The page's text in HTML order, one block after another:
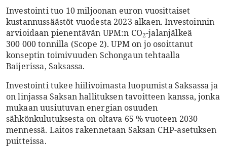
Investointi tuo 10 miljoonan euron vuosittaiset
kustannussäästöt vuodesta 2023 alkaen. Investoinnin
arvioidaan pienentävän UPM:n CO2-jalanjälkeä
300 000 tonnilla (Scope 2). UPM on jo osoittanut
konseptin toimivuuden Schongaun tehtaalla
Baijerissa, Saksassa.
Investointi tukee hiilivoimasta luopumista Saksassa ja
on linjassa Saksan hallituksen tavoitteen kanssa, jonka
mukaan uusiutuvan energian osuuden
sähkönkulutuksesta on oltava 65 % vuoteen 2030
mennessä. Laitos rakennetaan Saksan CHP-asetuksen
puitteissa.